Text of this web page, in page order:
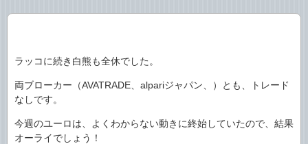
ラッコに続き白熊も全休でした。
両ブローカー（AVATRADE、alpariジャパン、）とも、トレード
なしです。
今週のユーロは、よくわからない動きに終始していたので、結果
オーライでしょう！